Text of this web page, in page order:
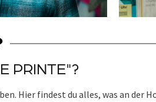
PRINTE"?
Hier findest du alles, was an der